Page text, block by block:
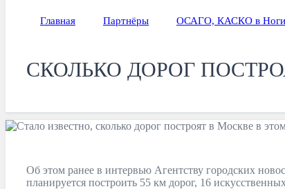
Главная Партнёры ОСАГО, КАСКО в
СКОЛЬКО ДОРОГ
Об этом ранее в интервью Агентству городских
планируется построить 55 км дорог, 16